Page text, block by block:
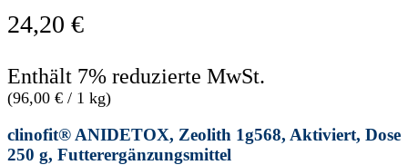
24,20 €
Enthält 7% reduzierte MwSt.
(96,00 € / 1 kg)
clinofit® ANIDETOX, Zeolith 1g568, Aktiviert, Dose
250 g, Futterergänzungsmittel